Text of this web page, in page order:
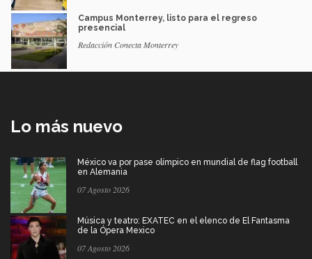
Campus Monterrey, listo para el regreso
presencial
Redacción Conecta Monterrey
Lo más nuevo
México va por pase olímpico en mundial de flag football
en Alemania
07 Agosto 2026
Música y teatro: EXATEC en el elenco de El Fantasma
de la Ópera Mexico
07 Agosto 2026